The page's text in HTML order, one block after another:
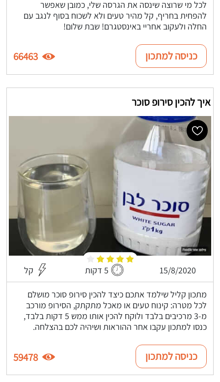
לכל מי שרוצה שינסה את הגרסה שלי, כמובן שאפשר
להפחית בחריף, קל מהיר טעים ולא לשכוח בסוף לנגב עם
החלה ולעקוב אחריי באינסטגרם! שבת שלום!
כניסה למתכון 66463
איך להכין סירופ סוכר
15/8/2020 5 דקות קל
מתכון קליל שילמד אתכם כיצד להכין סירופ סוכר מושלם
לכל מטרה: קינוח טעים או מאכל מתקתק, הסירופ מורכב
מ-3 מרכיבים בלבד ולוקח להכין אותו ממש 5 דקות בלבד,
כנסו למתכון עקבו אחר ההוראות ושיהיה לכם בהצלחה.
כניסה למתכון 59478